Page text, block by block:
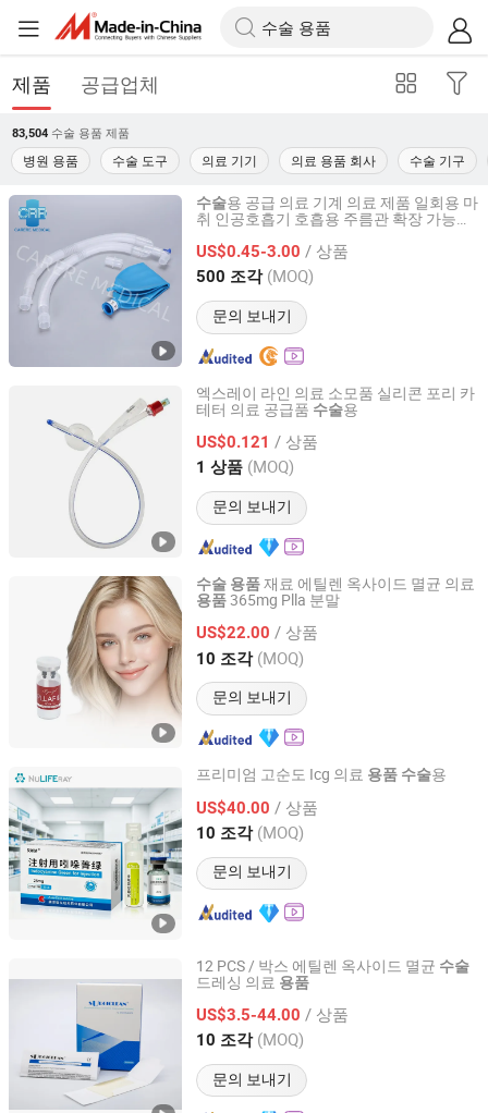
제품 공급업체
83,504 수술 용품 제품
병원 용품 수술 도구 의료 기기 의료 용품 회사 수술 기구
수술용 공급 의료 기계 의료 제품 일회용 마
취 인공호흡기 호흡용 주름관 확장 가능한
US$0.45-3.00 / 상품
500 조각 (MOQ)
문의 보내기
Shaoxing Carere Medical Appliance Co., Ltd.
Zhejiang, China 이후 2020
엑스레이 라인 의료 소모품 실리콘 포리 카
테터 의료 공급품 수술용
US$0.121 / 상품
1 상품 (MOQ)
문의 보내기
Guangzhou Medisys Technology Co., Ltd.
Guangdong, China 이후 2025
수술 용품재료 에틸렌 옥사이드 멸균 의료
용품365mg Plla 분말
US$22.00 / 상품
10 조각 (MOQ)
문의 보내기
SHANGHAI BIOHA BIOLOGICAL TECHNOLOGY COMPANY
LIMITED
Shanghai, China 이후 2009
프리미엄 고순도 Icg 의료 용품 수술용
US$40.00 / 상품
10 조각 (MOQ)
문의 보내기
Nanjing Nuoyuan Medical Devices Co., Ltd.
Jiangsu, China 이후 2025
12 PCS / 박스 에틸렌 옥사이드 멸균 수술
드레싱 의료 용품
US$3.5-44.00 / 상품
10 조각 (MOQ)
문의 보내기
Hangzhou Singclean Medical Products Co., Ltd.
Zhejiang, China 이후 2016